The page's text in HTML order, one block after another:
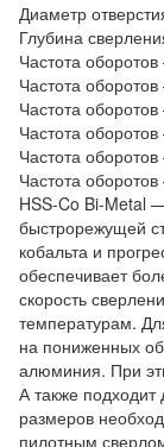
Диаметр
Глубина
Частота
Частота
Частота
Частота
Частота
Частота
HSS-Co Bi-Metal
быстрорежущей
кобальта и
обеспечивает
скорость
температурам.
на пониженных
алюминия. При
А также
размеров
пилотным